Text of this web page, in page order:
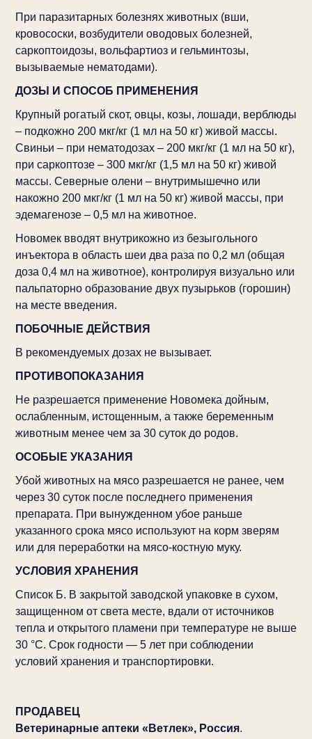
При паразитарных болезнях животных (вши,
кровососки, возбудители оводовых болезней,
саркоптоидозы, вольфартиоз и гельминтозы,
вызываемые нематодами).
ДОЗЫ И СПОСОБ ПРИМЕНЕНИЯ
Крупный рогатый скот, овцы, козы, лошади, верблюды
– подкожно 200 мкг/кг (1 мл на 50 кг) живой массы.
Свиньи – при нематодозах – 200 мкг/кг (1 мл на 50 кг),
при саркоптозе – 300 мкг/кг (1,5 мл на 50 кг) живой
массы. Северные олени – внутримышечно или
накожно 200 мкг/кг (1 мл на 50 кг) живой массы, при
эдемагенозе – 0,5 мл на животное.
Новомек вводят внутрикожно из безыгольного
инъектора в область шеи два раза по 0,2 мл (общая
доза 0,4 мл на животное), контролируя визуально или
пальпаторно образование двух пузырьков (горошин)
на месте введения.
ПОБОЧНЫЕ ДЕЙСТВИЯ
В рекомендуемых дозах не вызывает.
ПРОТИВОПОКАЗАНИЯ
Не разрешается применение Новомека дойным,
ослабленным, истощенным, а также беременным
животным менее чем за 30 суток до родов.
ОСОБЫЕ УКАЗАНИЯ
Убой животных на мясо разрешается не ранее, чем
через 30 суток после последнего применения
препарата. При вынужденном убое раньше
указанного срока мясо используют на корм зверям
или для переработки на мясо-костную муку.
УСЛОВИЯ ХРАНЕНИЯ
Список Б. В закрытой заводской упаковке в сухом,
защищенном от света месте, вдали от источников
тепла и открытого пламени при температуре не выше
30 °С. Срок годности — 5 лет при соблюдении
условий хранения и транспортировки.
ПРОДАВЕЦ
Ветеринарные аптеки «Ветлек», Россия.